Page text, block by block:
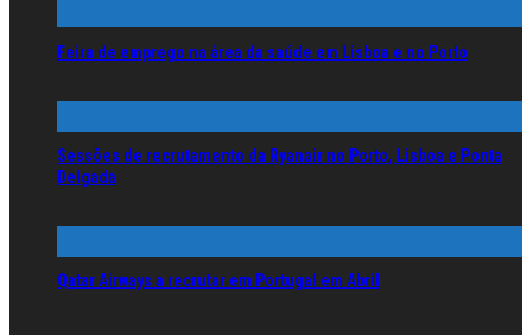
Feira de emprego na área da saúde em Lisboa e no Porto
Sessões de recrutamento da Ryanair no Porto, Lisboa e Ponta
Delgada
Qatar Airways a recrutar em Portugal em Abril